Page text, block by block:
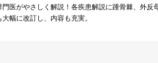
医がやさしく解説！各疾患解説に踵骨棘、外反
幅に改訂し、内容も充実。